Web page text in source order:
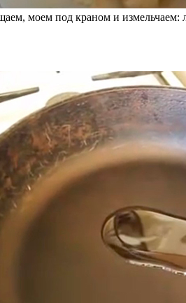
моем под краном и измельчаем: